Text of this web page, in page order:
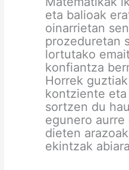
eta balioak
oinarrietan
prozeduretan
lortutako
konfiantza
Horrek
kontziente
sortzen du
egunero aurre
dieten
ekintzak